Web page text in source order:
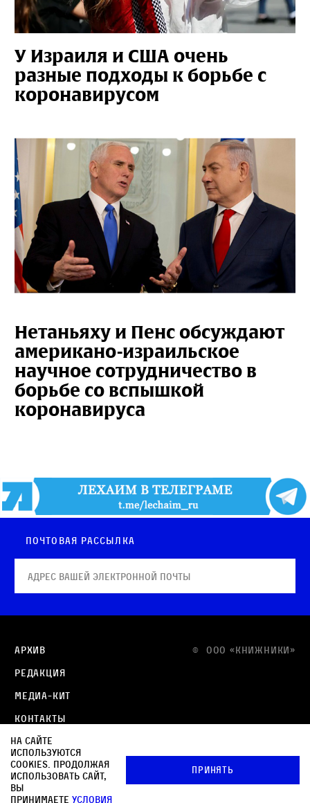
У Израиля и США очень
разные подходы к борьбе с
коронавирусом
Нетаньяху и Пенс обсуждают
американо-израильское
научное сотрудничество в
борьбе со вспышкой
коронавируса
Почтовая рассылка
© OOO «КНИЖНИКИ»
Архив
Редакция
Медиа-кит
Контакты
Политика в отношении обработки персональных
данных
Политика обработки файлов cookie
На сайте
используются
cookies. Продолжая
использовать сайт,
вы
принимаете условия
Принять